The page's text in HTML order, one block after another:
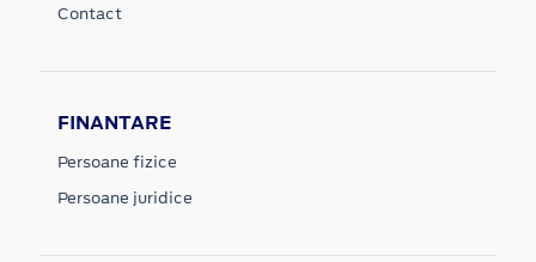
Contact
FINANTARE
Persoane fizice
Persoane juridice